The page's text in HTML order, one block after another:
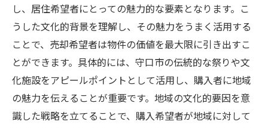
し、居住希望者にとっての魅力的な要素となります。こ
うした文化的背景を理解し、その魅力をうまく活用する
ことで、売却希望者は物件の価値を最大限に引き出すこ
とができます。具体的には、守口市の伝統的な祭りや文
化施設をアピールポイントとして活用し、購入者に地域
の魅力を伝えることが重要です。地域の文化的要因を意
識した戦略を立てることで、購入希望者が地域に対して